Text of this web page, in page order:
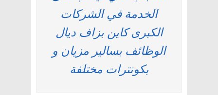
الخدمة في الشركات
الكبرى كاين بزاف ديال
الوظائف بسالير مزيان و
بكونترات مختلفة